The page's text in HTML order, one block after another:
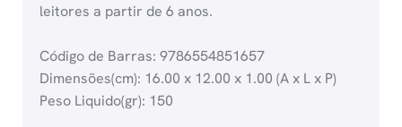
leitores a partir de 6 anos.
Código de Barras: 9786554851657
Dimensões(cm): 16.00 x 12.00 x 1.00 (A x L x P)
Peso Liquido(gr): 150